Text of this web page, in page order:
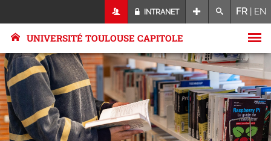
INTRANET FR | EN
UNIVERSITÉ TOULOUSE CAPITOLE